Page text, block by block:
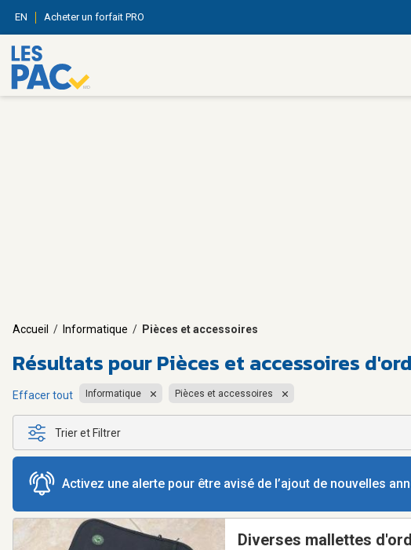
EN Acheter un forfait PRO
Accueil / Informatique / Pièces et accessoires
Résultats pourPièces et accessoires
Effacer tout Informatique Pièces et accessoires
Trier et Filtrer
Activez une alerte pour être avisé de l’ajout de nouvelles
Diverses mallettes